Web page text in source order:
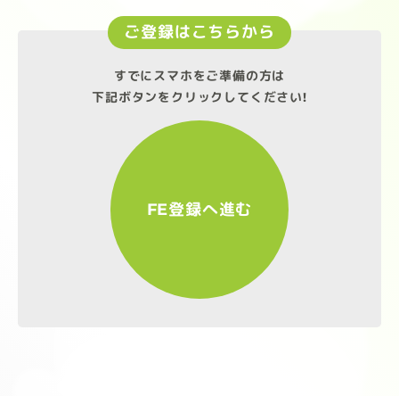
ご登録はこちらから
すでにスマホをご準備の方は
下記ボタンをクリックしてください!
FE登録へ進む